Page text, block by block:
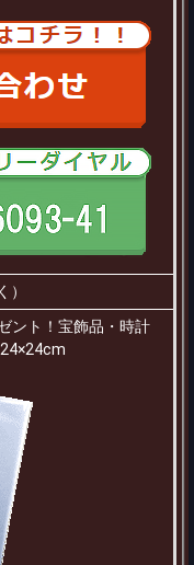
ント！宝飾品・時計